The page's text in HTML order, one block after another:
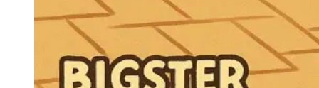
Navigație Skoda Octavia 2
Navigație Skoda Octavia 3
Navigație Skoda Rapid
Navigație Skoda Superb 1
Navigație Skoda Superb 2
Navigație Toyota Avensis T25